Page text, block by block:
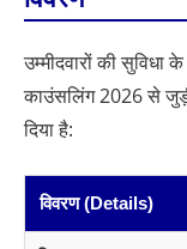
उम्मीदवारों की सुविधा
काउंसलिंग 2026 से जुड़ी
दिया है:
विवरण (Details)